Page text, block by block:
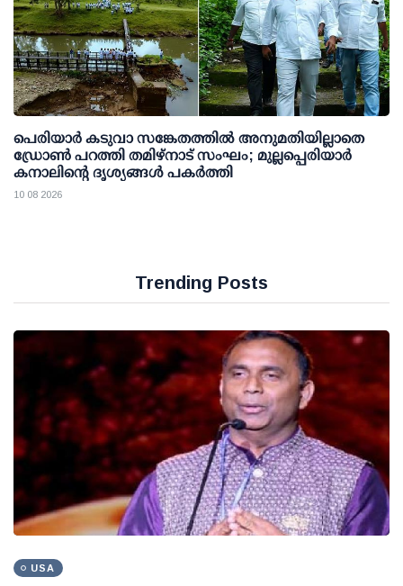
പെരിയാര്‍ കടുവാ സങ്കേതത്തില്‍ അനുമതിയില്ലാതെ
ഡ്രോണ്‍ പറത്തി തമിഴ്നാട് സംഘം; മുല്ലപ്പെരിയാര്‍
കനാലിന്റെ ദൃശ്യങ്ങള്‍ പകര്‍ത്തി
10 08 2026
Trending Posts
USA